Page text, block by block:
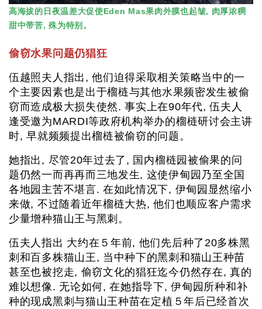
高海拔的日夜温差大促使Eden Mas果肉外膜也起皱, 肉厚浓稠
甜中带苦, 殊为特别。
偷窃水果问题仍猖狂
伍越照夫人指出, 他们迫得采取相关策略当中的一
个主要因素也是出于榴梿与其他水果频密发生被偷
窃而造成极大损失使然. 事实上在90年代, 伍夫人
逢受邀为MARDI等政府机构举办的榴梿研讨会主讲
时, 早就频频提出榴梿被偷窃的问题。
她指出, 尽管20年过去了, 国内榴梿园被偷果的问
题仍然一而再再而三地发生, 这使伊甸园乃至全国
各地园主苦不堪言. 在如此情况下, 伊甸园显然缩小
来做, 不过随着近年榴梿大热, 他们也顺应客户需求
少量增种猫山王与黑刺。
伍夫人指出 大约在５年前, 他们先后种了20多株黑
刺和百多株猫山王, 当中种下的黑刺和猫山王种苗
甚至也被挖走, 偷窃文化的猖狂迄今仍然存在, 真的
难以想像. 无论如何, 在她指导下, 伊甸园所种和补
种的现成黑刺与猫山王种苗在定植５年后已经首次